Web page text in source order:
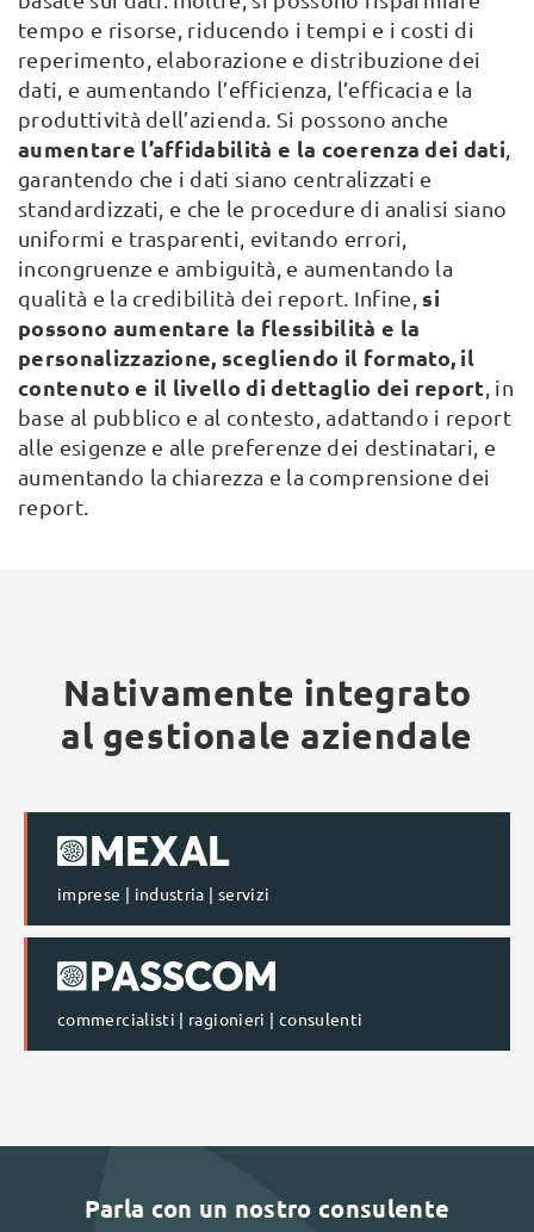
tempo e risorse, riducendo i tempi e i costi di
reperimento, elaborazione e distribuzione dei
dati, e aumentando l’efficienza, l’efficacia e la
produttività dell’azienda. Si possono anche
aumentare l’affidabilità e la coerenza dei dati
garantendo che i dati siano centralizzati e
standardizzati, e che le procedure di analisi siano
uniformi e trasparenti, evitando errori,
incongruenze e ambiguità, e aumentando la
qualità e la credibilità dei report. Infine, si
possono aumentare la flessibilità e la
personalizzazione, scegliendo il formato, il
contenuto e il livello di dettaglio dei report , in
base al pubblico e al contesto, adattando i report
alle esigenze e alle preferenze dei destinatari, e
aumentando la chiarezza e la comprensione dei
report.
Nativamente integrato
al gestionale aziendale
imprese | industria | servizi
commercialisti | ragionieri | consulenti
Parla con un nostro consulente